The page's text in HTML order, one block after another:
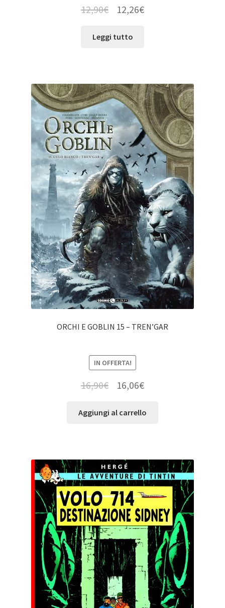
12,90€ 12,26€
Leggi tutto
ORCHI E GOBLIN 15 – TREN’GAR
IN OFFERTA!
16,90€ 16,06€
Aggiungi al carrello